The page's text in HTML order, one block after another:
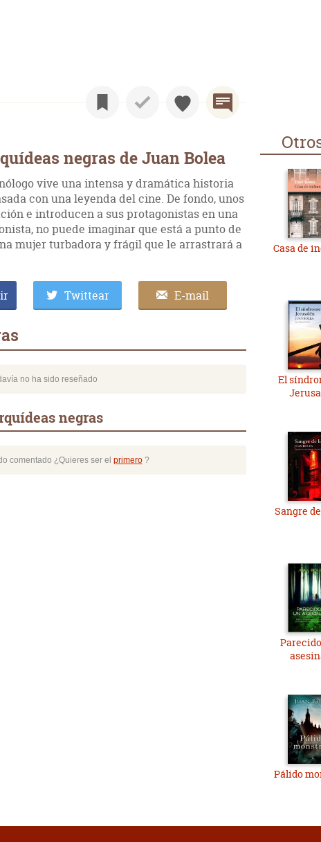
negras de Juan Bolea
vive una intensa y dramática historia
con una leyenda del cine. De fondo, unos
e introducen a sus protagonistas en una
no puede imaginar que está a punto de
mujer turbadora y frágil que le arrastrará a
Twittear E-mail
no ha sido reseñado
negras
comentado ¿Quieres ser el primero?
Casa de
El
Sangre
Pálido